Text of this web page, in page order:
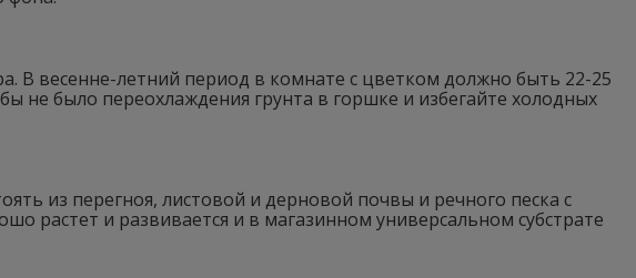
В весенне-летний период в комнате с цветком должно быть 22-25
не было переохлаждения грунта в горшке и избегайте холодных
из перегноя, листовой и дерновой почвы и речного песка с
растет и развивается и в магазинном универсальном субстрате